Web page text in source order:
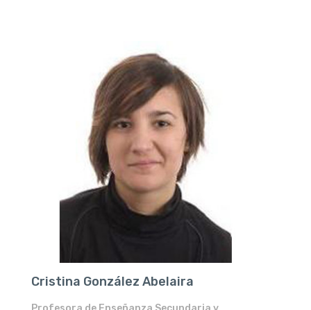
Cristina González Abelaira